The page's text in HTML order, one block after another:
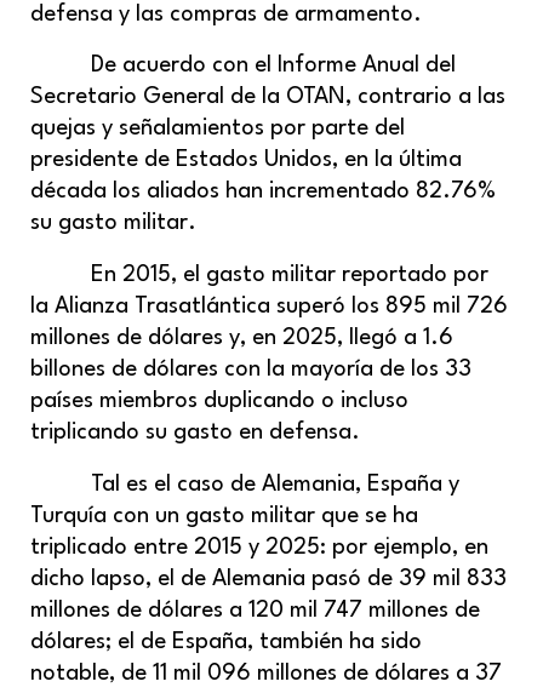
defensa y las compras de armamento.
De acuerdo con el Informe Anual del
Secretario General de la OTAN, contrario a las
quejas y señalamientos por parte del
presidente de Estados Unidos, en la última
década los aliados han incrementado 82.76%
su gasto militar.
En 2015, el gasto militar reportado por
la Alianza Trasatlántica superó los 895 mil 726
millones de dólares y, en 2025, llegó a 1.6
billones de dólares con la mayoría de los 33
países miembros duplicando o incluso
triplicando su gasto en defensa.
Tal es el caso de Alemania, España y
Turquía con un gasto militar que se ha
triplicado entre 2015 y 2025: por ejemplo, en
dicho lapso, el de Alemania pasó de 39 mil 833
millones de dólares a 120 mil 747 millones de
dólares; el de España, también ha sido
notable, de 11 mil 096 millones de dólares a 37